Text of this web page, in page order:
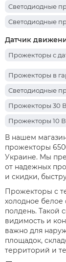
Cветодиодные
Cветодиодные
Cветодиодные
Светодиодные
Светодиодные
Датчик
Прожекторы с
Прожекторы в
Светодиодные
Прожекторы 30
Прожекторы 10
Прожекторы 20
В нашем
прожекторы
Украине. Мы
от надежных
и скидки,
Прожекторы с
холодное белое
полдень. Такой
видимость и
важно для
площадок,
территорий и